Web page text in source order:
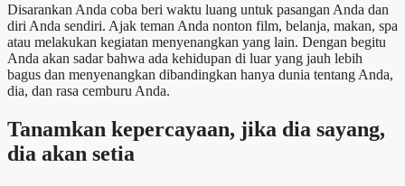
Disarankan Anda coba beri waktu luang untuk pasangan Anda dan
diri Anda sendiri. Ajak teman Anda nonton film, belanja, makan, spa
atau melakukan kegiatan menyenangkan yang lain. Dengan begitu
Anda akan sadar bahwa ada kehidupan di luar yang jauh lebih
bagus dan menyenangkan dibandingkan hanya dunia tentang Anda,
dia, dan rasa cemburu Anda.
Tanamkan kepercayaan, jika dia sayang,
dia akan setia